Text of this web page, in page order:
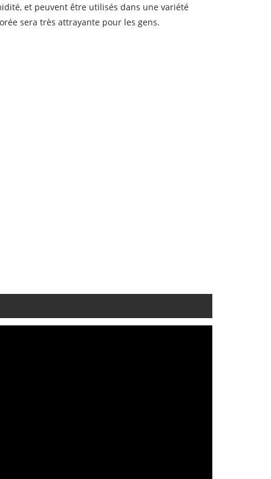
et peuvent être utilisés dans une variété
sera très attrayante pour les gens.